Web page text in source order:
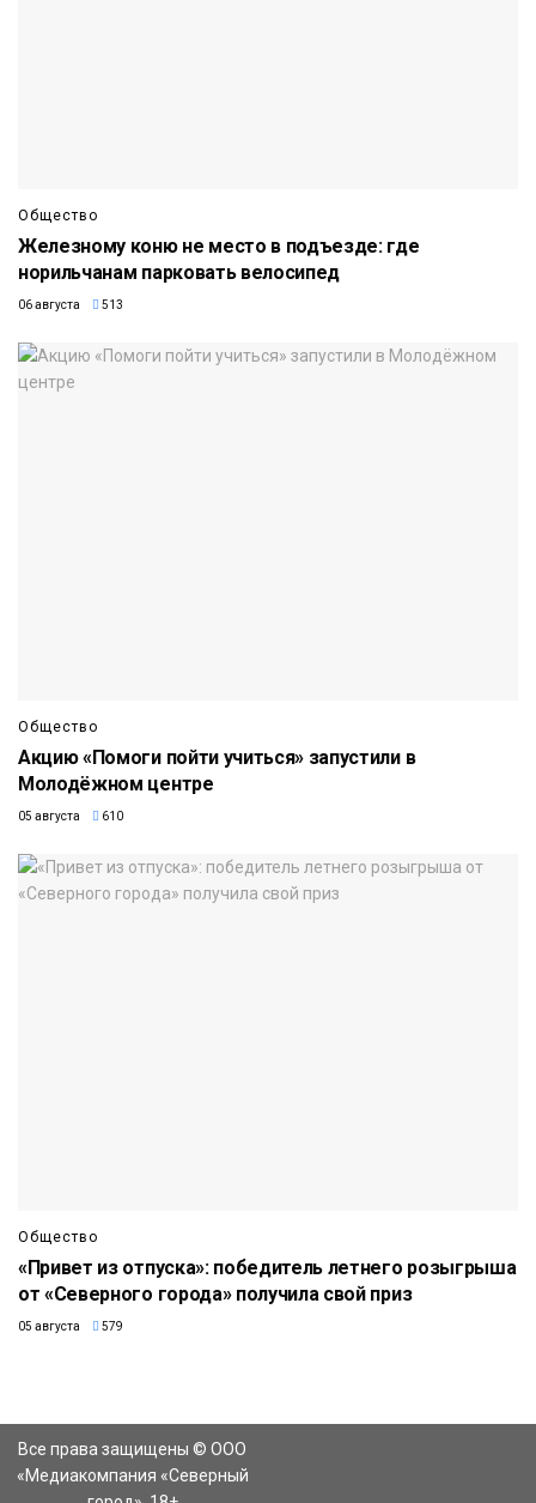
Общество
Железному коню не место в подъезде: где
норильчанам парковать велосипед
06 августа 513
Общество
Акцию «Помоги пойти учиться» запустили в
Молодёжном центре
05 августа 610
Общество
«Привет из отпуска»: победитель летнего розыгрыша
от «Северного города» получила свой приз
05 августа 579
Все права защищены © ООО
«Медиакомпания «Северный